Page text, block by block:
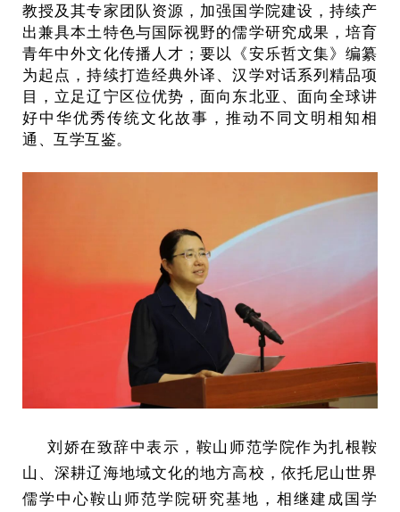
教授及其专家团队资源，加强国学院建设，持续产
出兼具本土特色与国际视野的儒学研究成果，培育
青年中外文化传播人才；要以《安乐哲文集》编纂
为起点，持续打造经典外译、汉学对话系列精品项
目，立足辽宁区位优势，面向东北亚、面向全球讲
好中华优秀传统文化故事，推动不同文明相知相
通、互学互鉴。
刘娇在致辞中表示，鞍山师范学院作为扎根鞍
山、深耕辽海地域文化的地方高校，依托尼山世界
儒学中心鞍山师范学院研究基地，相继建成国学